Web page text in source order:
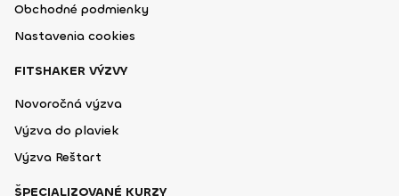
Obchodné podmienky
Nastavenia cookies
FITSHAKER VÝZVY
Novoročná výzva
Výzva do plaviek
Výzva Reštart
ŠPECIALIZOVANÉ KURZY